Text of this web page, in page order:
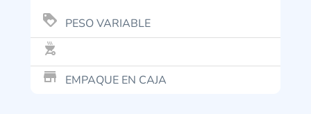
loyalty PESO VARIABLE
outdoor_grill
store_mall_directory
EMPAQUE EN CAJA